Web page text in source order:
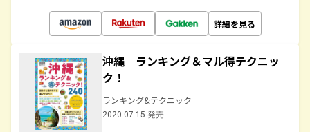
詳細を見る
沖縄 ランキング＆マル得テクニッ
ク！
ランキング&テクニック
2020.07.15 発売